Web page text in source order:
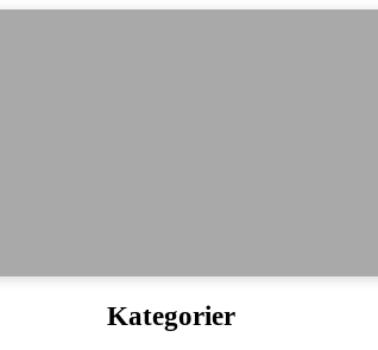
Kategorier